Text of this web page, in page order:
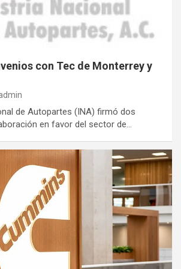
con Tec de Monterrey y
de Autopartes (INA) firmó dos
en favor del sector de…